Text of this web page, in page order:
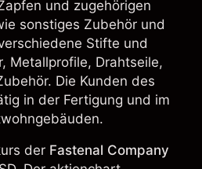
und zugehörigen
sonstiges Zubehör und
Stifte und
Metallprofile, Drahtseile,
Die Kunden des
in der Fertigung und im
der Fastenal Company